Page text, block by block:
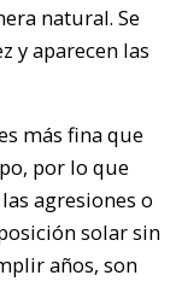
natural. Se
y aparecen las
más fina que
por lo que
agresiones o
solar sin
años, son